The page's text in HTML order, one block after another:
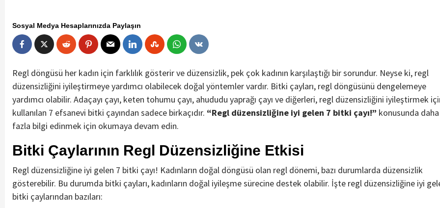
Sosyal Medya Hesaplarınızda Paylaşın
Regl döngüsü her kadın için farklılık gösterir ve düzensizlik, pek çok kadının karşılaştığı bir sorundur. Neyse ki, regl
düzensizliğini iyileştirmeye yardımcı olabilecek doğal yöntemler vardır. Bitki çayları, regl döngüsünü dengelemeye
yardımcı olabilir. Adaçayı çayı, keten tohumu çayı, ahududu yaprağı çayı ve diğerleri, regl düzensizliğini iyileştirmek
kullanılan 7 efsanevi bitki çayından sadece birkaçıdır. “Regl düzensizliğine iyi gelen 7 bitki çayı!” konusunda daha
fazla bilgi edinmek için okumaya devam edin.
Bitki Çaylarının Regl Düzensizliğine Etkisi
Regl düzensizliğine iyi gelen 7 bitki çayı! Kadınların doğal döngüsü olan regl dönemi, bazı durumlarda düzensizlik
gösterebilir. Bu durumda bitki çayları, kadınların doğal iyileşme sürecine destek olabilir. İşte regl düzensizliğine iyi
bitki çaylarından bazıları:
Teknoloji
Çevre Dostu Ulaşım Araçları
2 yıl ago Medya Haber
ilerlemesi ve çevre bilincinin gelişmesiyle birlikte
dostu ulaşım araçları yaygınlaşmaya başlamıştır....